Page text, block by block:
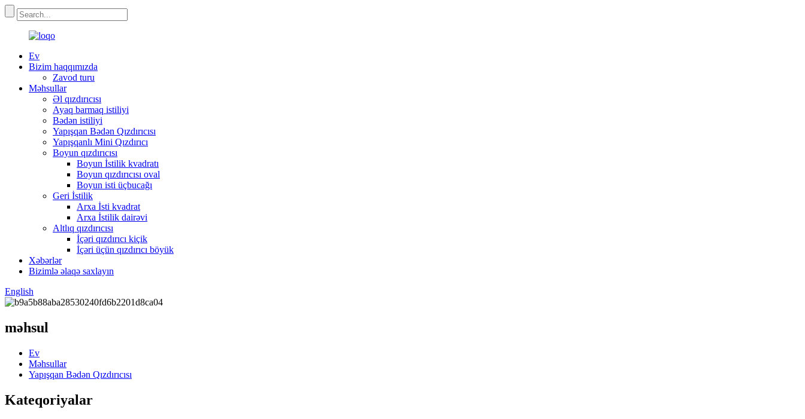
Ev
Bizim haqqımızda
Zavod turu
Məhsullar
Əl qızdırıcısı
Ayaq barmaq istiliyi
Bədən istiliyi
Yapışqan Bədən Qızdırıcısı
Yapışqanlı Mini Qızdırıcı
Boyun qızdırıcısı
Boyun İstilik kvadratı
Boyun qızdırıcısı oval
Boyun isti üçbucağı
Geri İstilik
Arxa İsti kvadrat
Arxa İstilik dairəvi
Altlıq qızdırıcısı
İçəri qızdırıcı kiçik
İçəri üçün qızdırıcı böyük
Xəbərlər
Bizimlə əlaqə saxlayın
English
məhsul
Ev
Məhsullar
Yapışqan Bədən Qızdırıcısı
Kateqoriyalar